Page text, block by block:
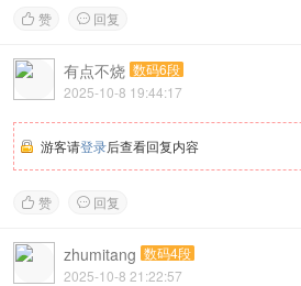
 赞  回复
有点不烧 数码6段
2025-10-8 19:44:17
游客请登录后查看回复内容
 赞  回复
zhumitang 数码4段
2025-10-8 21:22:57